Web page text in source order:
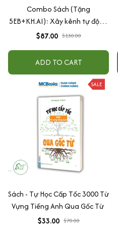
Combo Sách (Tặng
5EB+KH.AI): Xây kênh tự động
AI Agent + AI siêu mạnh + 3
+ Xu hướng
$87.00 $130.00
ADD TO CART
SALE
Sách - Tự Học Cấp Tốc 3000 Từ
Vựng Tiếng Anh Qua Gốc Từ
$33.00 $70.00